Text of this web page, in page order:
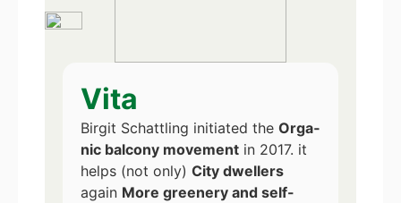
Vita
Bir­git Schatt­ling initia­ted the Orga­
nic bal­c­o­ny move­ment in 2017. it
helps (not only) City dwel­lers
again More gree­n­ery and self-